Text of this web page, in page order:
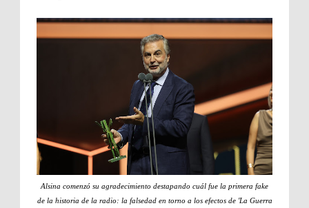
Alsina comenzó su agradecimiento destapando cuál fue la primera fake
de la historia de la radio: la falsedad en torno a los efectos de 'La Guerra